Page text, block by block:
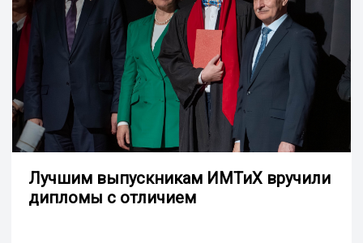
Лучшим выпускникам ИМТиХ вручили
дипломы с отличием